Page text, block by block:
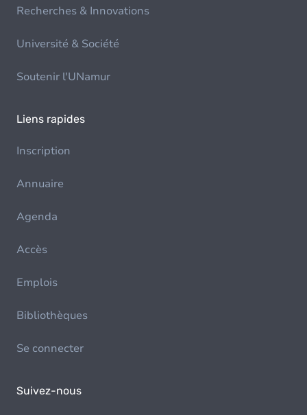
Recherches & Innovations
Université & Société
Soutenir l'UNamur
Liens rapides
Inscription
Annuaire
Agenda
Accès
Emplois
Bibliothèques
Se connecter
Suivez-nous